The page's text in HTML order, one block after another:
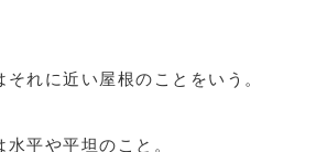
れに近い屋根のことをいう。
水平や平坦のこと。